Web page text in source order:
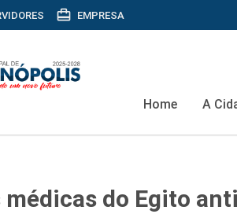
card_travel EMPRESA
Home A
do Egito